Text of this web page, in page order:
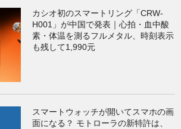
カシオ初のスマートリング「CRW-
H001」が中国で発表｜心拍・血中酸
素・体温を測るフルメタル、時刻表示
も残して1,990元
スマートウォッチが開いてスマホの画
面になる？ モトローラの新特許は、